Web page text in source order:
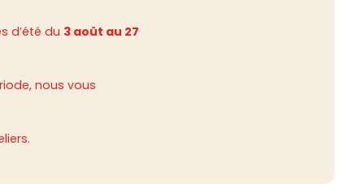
d’été du 3 août au 27
nous vous